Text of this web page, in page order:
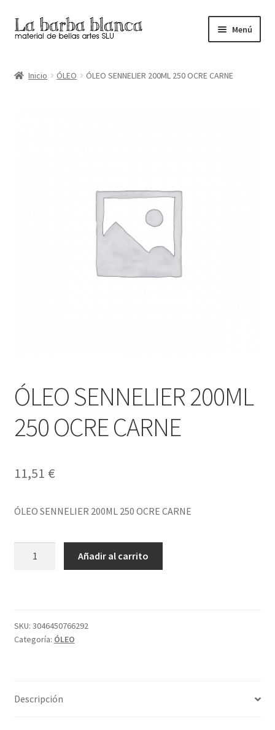
Ir
a
navegación
Ir
al
Menú
Inicio ÓLEO ÓLEO SENNELIER 200ML 250 OCRE CARNE
ÓLEO SENNELIER 200ML
250 OCRE CARNE
11,51 €
ÓLEO SENNELIER 200ML 250 OCRE CARNE
CARNE
cantidad
Añadir al carrito
SKU: 3046450766292
Categoría: ÓLEO
Descripción